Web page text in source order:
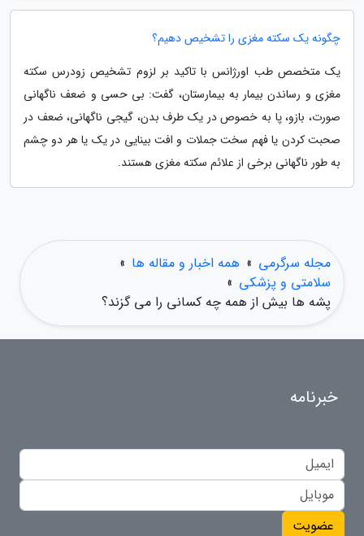
چگونه یک سکته مغزی را تشخیص دهیم؟
یک متخصص طب اورژانس با تاکید بر لزوم تشخیص زودرس سکته
مغزی و رساندن بیمار به بیمارستان، گفت: بی حسی و ضعف ناگهانی
صورت، بازو، پا به خصوص در یک طرف بدن، گیجی ناگهانی، ضعف در
صحبت کردن یا فهم سخت جملات و افت بینایی در یک یا هر دو چشم
به طور ناگهانی برخی از علائم سکته مغزی هستند.
مجله سرگرمی » همه اخبار و مقاله ها »
سلامتی و پزشکی »
پشه ها بیش از همه چه کسانی را می گزند؟
خبرنامه
عضویت